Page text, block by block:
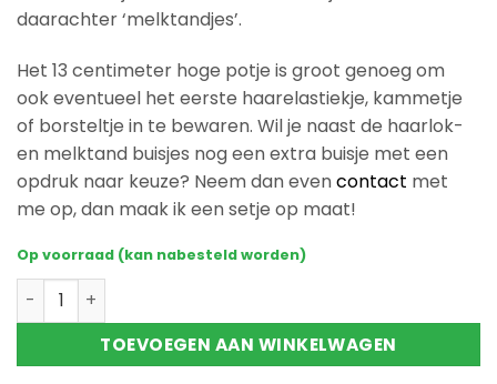
daarachter ‘melktandjes’.
Het 13 centimeter hoge potje is groot genoeg om
ook eventueel het eerste haarelastiekje, kammetje
of borsteltje in te bewaren. Wil je naast de haarlok-
en melktand buisjes nog een extra buisje met een
opdruk naar keuze? Neem dan evencontact met
me op, dan maak ik een setje op maat!
Op voorraad (kan nabesteld worden)
Haarlok- en melktand buisjes aantal
TOEVOEGEN AAN WINKELWAGEN